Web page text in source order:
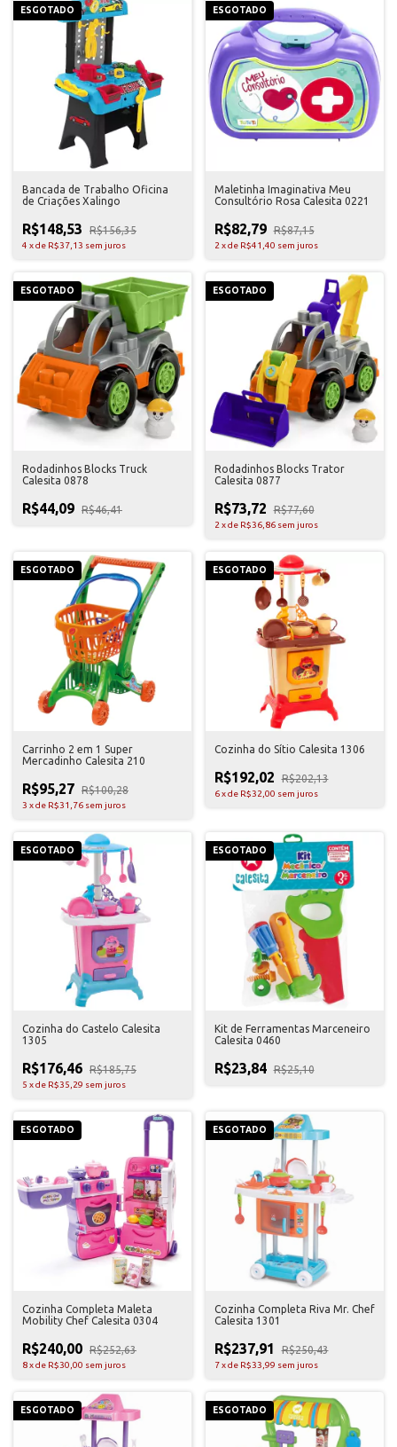
ESGOTADO
Bancada de Trabalho Oficina
de Criações Xalingo
R$148,53 R$156,35
4 xde R$37,13 sem juros
ESGOTADO
Maletinha Imaginativa Meu
Consultório Rosa Calesita 0221
R$82,79 R$87,15
2 xde R$41,40 sem juros
ESGOTADO
Rodadinhos Blocks Truck
Calesita 0878
R$44,09 R$46,41
ESGOTADO
Rodadinhos Blocks Trator
Calesita 0877
R$73,72 R$77,60
2 xde R$36,86 sem juros
ESGOTADO
Carrinho 2 em 1 Super
Mercadinho Calesita 210
R$95,27 R$100,28
3 xde R$31,76 sem juros
ESGOTADO
Cozinha do Sítio Calesita 1306
R$192,02 R$202,13
6 xde R$32,00 sem juros
ESGOTADO
Cozinha do Castelo Calesita
1305
R$176,46 R$185,75
5 xde R$35,29 sem juros
ESGOTADO
Kit de Ferramentas Marceneiro
Calesita 0460
R$23,84 R$25,10
ESGOTADO
Cozinha Completa Maleta
Mobility Chef Calesita 0304
R$240,00 R$252,63
8xde R$30,00 sem juros
ESGOTADO
Cozinha Completa Riva Mr. Chef
Calesita 1301
R$237,91 R$250,43
7 xde R$33,99 sem juros
ESGOTADO ESGOTADO